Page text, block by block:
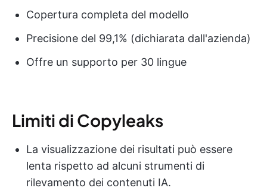
Copertura completa del modello
Precisione del 99,1% (dichiarata dall'azienda)
Offre un supporto per 30 lingue
Limiti di Copyleaks
La visualizzazione dei risultati può essere
lenta rispetto ad alcuni strumenti di
rilevamento dei contenuti IA.